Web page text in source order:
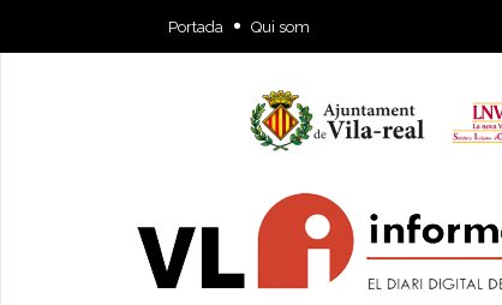
Portada Qui som